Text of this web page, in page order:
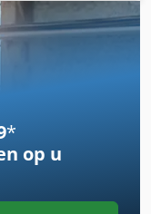
CE-markering: ja
zeer goed
accessoires = -
- Laatste
Emissieniveau:
control,
stoel,
*
op u